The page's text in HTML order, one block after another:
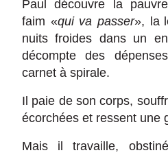
Paul découvre la
faim «qui va passer», la
nuits froides dans un
décompte des
carnet à spirale.
Il paie de son corps,
écorchées et ressent une
Mais il travaille,